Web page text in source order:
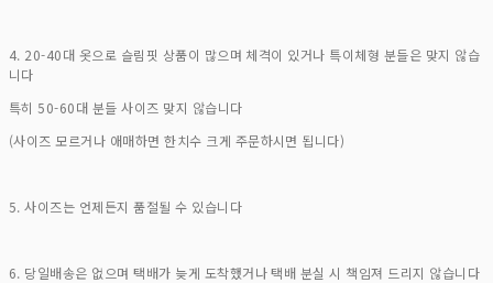
4. 20-40대 옷으로 슬림핏 상품이 많으며 체격이 있거나 특이체형 분들은 맞지 않습
니다
특히 50-60대 분들 사이즈 맞지 않습니다
(사이즈 모르거나 애매하면 한치수 크게 주문하시면 됩니다)
5. 사이즈는 언제든지 품절될 수 있습니다
6. 당일배송은 없으며 택배가 늦게 도착했거나 택배 분실 시 책임져 드리지 않습니다